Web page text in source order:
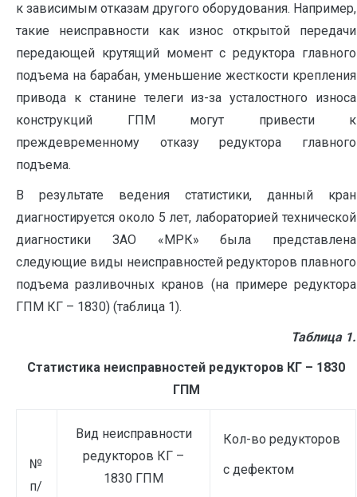
к зависимым отказам другого оборудования. Например,
такие неисправности как износ открытой передачи
передающей крутящий момент с редуктора главного
подъема на барабан, уменьшение жесткости крепления
привода к станине телеги из-за усталостного износа
конструкций ГПМ могут привести к
преждевременному отказу редуктора главного
подъема.
В результате ведения статистики, данный кран
диагностируется около 5 лет, лабораторией технической
диагностики ЗАО «МРК» была представлена
следующие виды неисправностей редукторов плавного
подъема разливочных кранов (на примере редуктора
ГПМ КГ – 1830) (таблица 1).
Таблица 1.
Статистика неисправностей редукторов КГ – 1830
ГПМ
№
п/
Вид неисправности
редукторов КГ –
1830 ГПМ
Кол-во редукторов
с дефектом